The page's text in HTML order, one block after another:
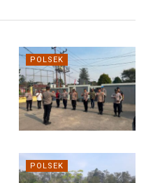
POLSEK
POLSEK